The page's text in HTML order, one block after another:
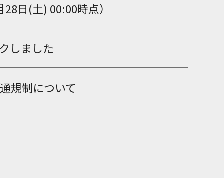
日(土) 00:00時点）
しました
規制について